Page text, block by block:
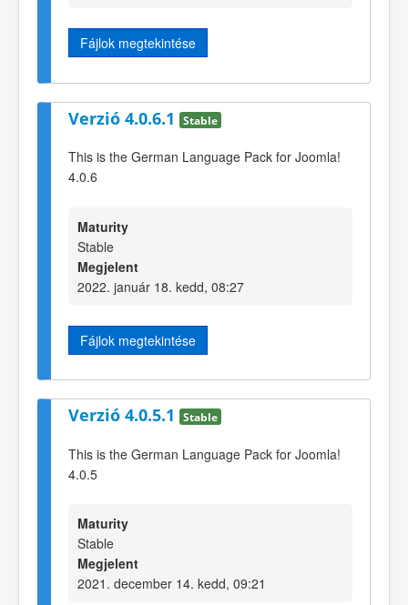
Fájlok megtekintése
Verzió 4.0.6.1 Stable
This is the German Language Pack for Joomla!
4.0.6
Maturity
Stable
Megjelent
2022. január 18. kedd, 08:27
Fájlok megtekintése
Verzió 4.0.5.1 Stable
This is the German Language Pack for Joomla!
4.0.5
Maturity
Stable
Megjelent
2021. december 14. kedd, 09:21